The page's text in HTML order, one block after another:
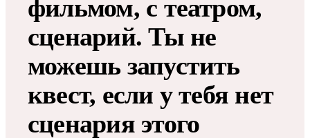
фильмом, с театром,
сценарий. Ты не
можешь запустить
квест, если у тебя нет
сценария этого